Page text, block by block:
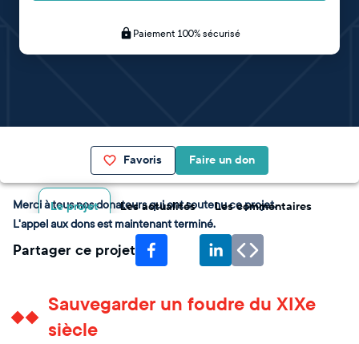
Paiement 100% sécurisé
Favoris Faire un don
Le projet Les actualités Les commentaires
Merci à tous nos donateurs qui ont soutenu ce projet.
L'appel aux dons est maintenant terminé.
Partager ce projet
Sauvegarder un foudre du XIXe
siècle